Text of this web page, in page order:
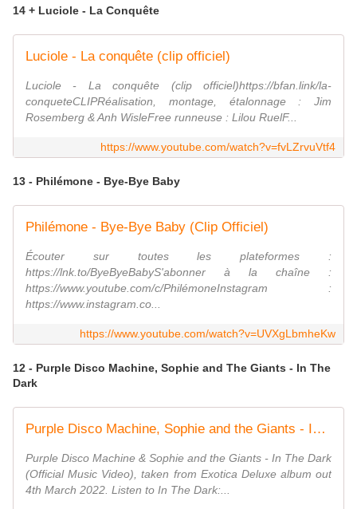
14 + Luciole - La Conquête
Luciole - La conquête (clip officiel)
Luciole - La conquête (clip officiel)https://bfan.link/la-
conqueteCLIPRéalisation, montage, étalonnage : Jim
Rosemberg & Anh WisleFree runneuse : Lilou RuelF...
https://www.youtube.com/watch?v=fvLZrvuVtf4
13 - Philémone - Bye-Bye Baby
Philémone - Bye-Bye Baby (Clip Officiel)
Écouter sur toutes les plateformes :
https://lnk.to/ByeByeBabyS'abonner à la chaîne :
https://www.youtube.com/c/PhilémoneInstagram :
https://www.instagram.co...
https://www.youtube.com/watch?v=UVXgLbmheKw
12 - Purple Disco Machine, Sophie and The Giants - In The
Dark
Purple Disco Machine, Sophie and the Giants - In The Dark
Purple Disco Machine & Sophie and the Giants - In The Dark
(Official Music Video), taken from Exotica Deluxe album out
4th March 2022. Listen to In The Dark:...